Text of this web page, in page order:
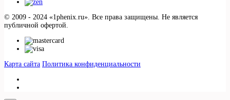
© 2009 - 2024 «1phenix.ru». Все права защищены. Не является
публичной офертой.
Карта сайта Политика конфиденциальности